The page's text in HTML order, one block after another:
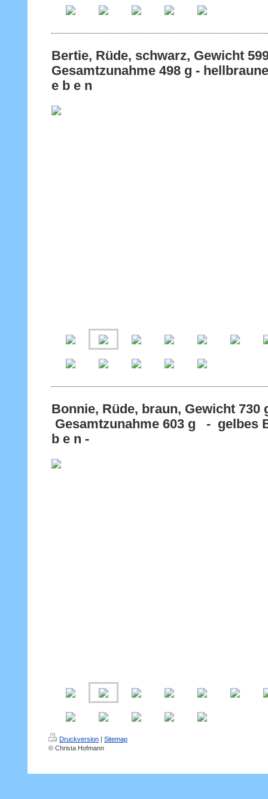
Bertie, Rüde, schwarz, Gewicht
Gesamtzunahme 498 g -
e b e n
Bonnie, Rüde, braun, Gewicht
Gesamtzunahme 603 g - gelbes
b e n -
Druckversion | Sitemap
© Christa Hofmann